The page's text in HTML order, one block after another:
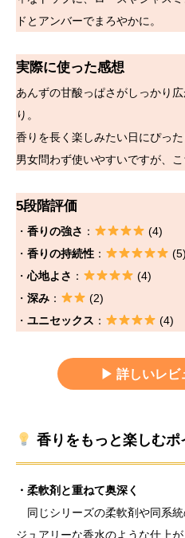
ドとアンバーでまろやかに。
実際に使った感想
あんずの甘酸っぱさがしっかり
り。
香りを長く楽しみたい日にぴった
男女問わず使いやすいですが、こ
5段階評価
・ 香りの強さ ：
(4)
・ 香りの持続性 ：
(5)
・ 心地よさ ：
(4)
・ 深み ：
(2)
・ ユニセックス ： (4)
▶︎ 詳しいレビ
香りをもっと楽しむポ
・柔軟剤と重ねて奥深く
同じシリーズの柔軟剤や同系
ジュアリーな香水のような仕上が